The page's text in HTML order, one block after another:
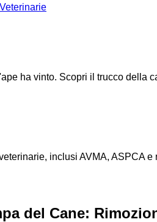
ha vinto. Scopri il trucco
inclusi AVMA, ASPCA e
del Cane: